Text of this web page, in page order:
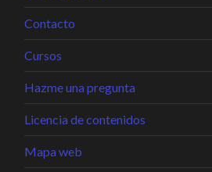
Contacto
Cursos
Hazme una pregunta
Licencia de contenidos
Mapa web